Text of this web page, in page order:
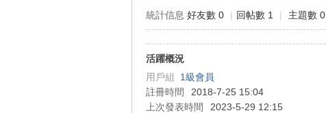
統計信息 好友數 0 | 回帖數 1 | 主題數 0
活躍概況
用戶組 1級會員
註冊時間
2018-7-25 15:04
上次發表時間
2023-5-29 12:15